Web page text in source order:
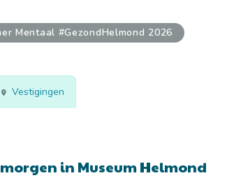
Mentaal #GezondHelmond 2026
Vestigingen
in Museum Helmond